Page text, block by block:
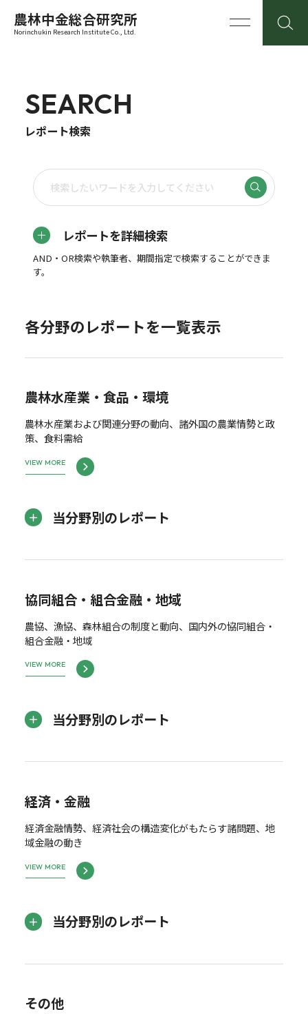
農林中金総合研究所
Norinchukin Research Institute Co., Ltd.
SEARCH
レポート検索
レポートを詳細検索
AND・OR検索や執筆者、期間指定で検索することができま
す。
各分野のレポートを一覧表示
農林水産業・食品・環境
農林水産業および関連分野の動向、諸外国の農業情勢と政
策、食料需給
VIEW MORE
当分野別のレポート
協同組合・組合金融・地域
農協、漁協、森林組合の制度と動向、国内外の協同組合・
組合金融・地域
VIEW MORE
当分野別のレポート
経済・金融
経済金融情勢、経済社会の構造変化がもたらす諸問題、地
域金融の動き
VIEW MORE
当分野別のレポート
その他